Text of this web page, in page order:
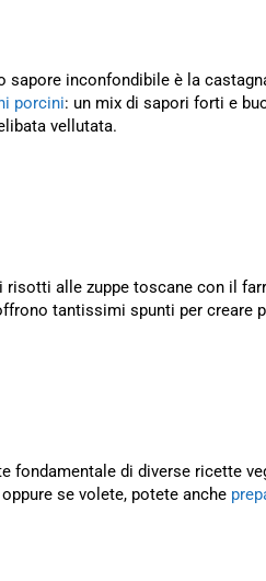
inconfondibile è la
porcini: un mix di sapori forti e
vellutata.
alle zuppe toscane con il
tantissimi spunti per creare
fondamentale di diverse ricette
se volete, potete anche